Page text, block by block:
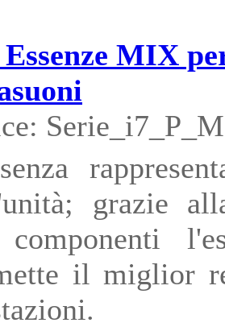
Essenze MIX
grazie
il miglior